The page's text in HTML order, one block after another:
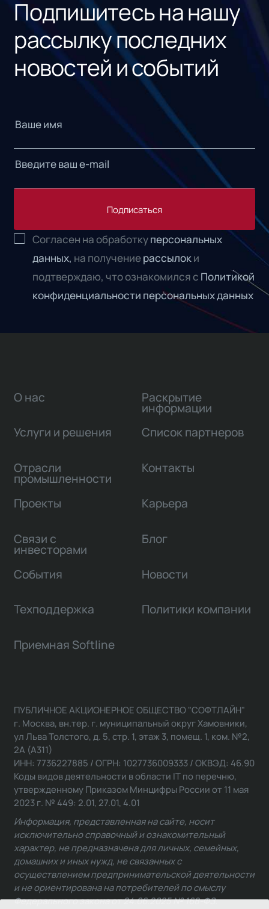
Подпишитесь на нашу
рассылку последних
новостей и событий
Подписаться
Согласен на обработкуперсональных
данных, на получениерассылоки
подтверждаю, что ознакомился с Политикой
конфиденциальности персональных данных
О нас
Услуги и решения
Отрасли
промышленности
Проекты
Связи с
инвесторами
Раскрытие
информации
Список партнеров
Контакты
Карьера
Блог
События Новости
Техподдержка Политики компании
Приемная Softline
ПУБЛИЧНОЕ АКЦИОНЕРНОЕ ОБЩЕСТВО "СОФТЛАЙН"
г. Москва, вн.тер. г. муниципальный округ Хамовники,
ул Льва Толстого, д. 5, стр. 1, этаж 3, помещ. 1, ком. №2,
2А (А311)
ИНН: 7736227885 / ОГРН: 1027736009333 / ОКВЭД: 46.90
Коды видов деятельности в области IT по перечню,
утвержденному Приказом Минцифры России от 11 мая
2023 г. № 449: 2.01, 27.01, 4.01
Информация, представленная на сайте, носит
исключительно справочный и ознакомительный
характер, не предназначена для личных, семейных,
домашних и иных нужд, не связанных с
осуществлением предпринимательской деятельности
и не ориентирована на потребителей по смыслу
Федерального закона от 24.06.2025 № 168-ФЗ.